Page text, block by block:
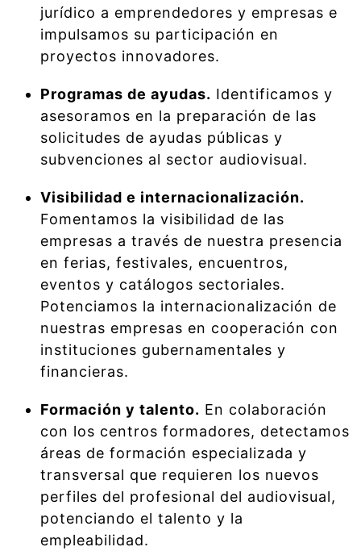
jurídico a emprendedores y empresas e
impulsamos su participación en
proyectos innovadores.
Programas de ayudas. Identificamos y
asesoramos en la preparación de las
solicitudes de ayudas públicas y
subvenciones al sector audiovisual.
Visibilidad e internacionalización.
Fomentamos la visibilidad de las
empresas a través de nuestra presencia
en ferias, festivales, encuentros,
eventos y catálogos sectoriales.
Potenciamos la internacionalización de
nuestras empresas en cooperación con
instituciones gubernamentales y
financieras.
Formación y talento. En colaboración
con los centros formadores, detectamos
áreas de formación especializada y
transversal que requieren los nuevos
perfiles del profesional del audiovisual,
potenciando el talento y la
empleabilidad.